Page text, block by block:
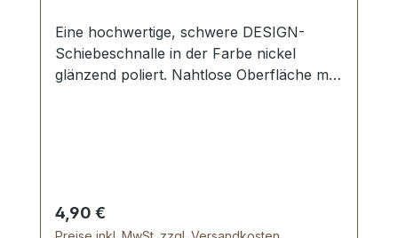
Eine hochwertige, schwere DESIGN-
Schiebeschnalle in der Farbe nickel
glänzend poliert. Nahtlose Oberfläche mit
Regulärer Preis:
4,90 €